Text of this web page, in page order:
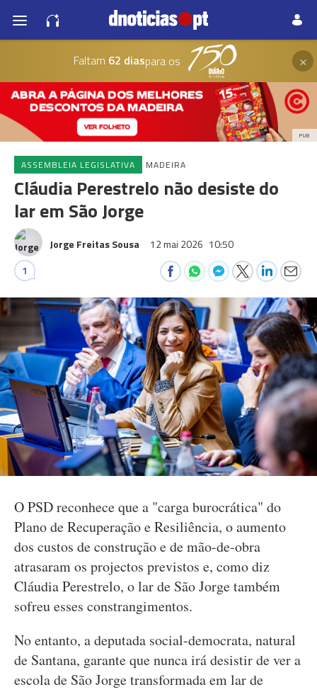
Faltam 62 diaspara os ×
PUB
ASSEMBLEIA LEGISLATIVA MADEIRA
Cláudia Perestrelo não desiste do
lar em São Jorge
Jorge Freitas Sousa 12 mai 2026 10:50
1
O PSD reconhece que a "carga burocrática" do
Plano de Recuperação e Resiliência, o aumento
dos custos de construção e de mão-de-obra
atrasaram os projectos previstos e, como diz
Cláudia Perestrelo, o lar de São Jorge também
sofreu esses constrangimentos.
No entanto, a deputada social-democrata, natural
de Santana, garante que nunca irá desistir de ver a
escola de São Jorge transformada em lar de